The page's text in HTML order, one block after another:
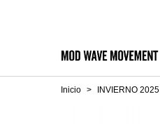
Inicio > INVIERNO 2025